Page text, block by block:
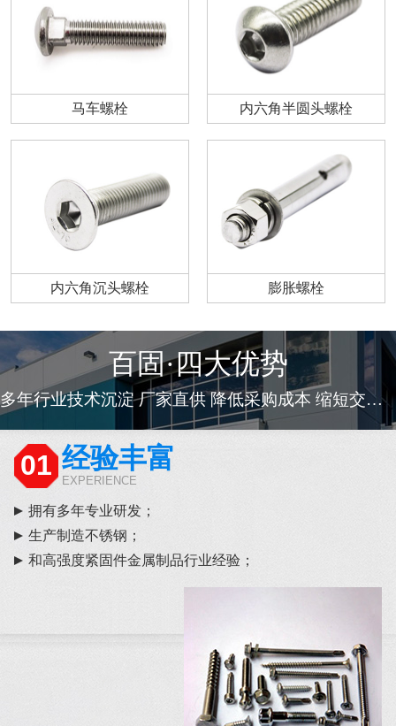
马车螺栓 内六角半圆头螺栓
内六角沉头螺栓 膨胀螺栓
百固·四大优势
多年行业技术沉淀 厂家直供 降低采购成本 缩短交货周期
01 经验丰富
EXPERIENCE
拥有多年专业研发；
生产制造不锈钢；
和高强度紧固件金属制品行业经验；